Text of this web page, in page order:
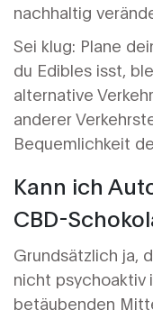
nachhaltig
Sei klug: Plane
du Edibles isst,
alternative
anderer
Bequemlichkeit
Kann ich
CBD-
Grundsätzlich ja,
nicht psychoaktiv
betäubenden